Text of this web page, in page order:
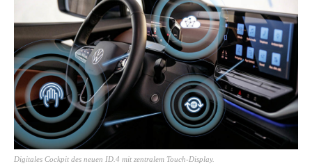
Digitales Cockpit des neuen ID.4 mit zentralem Touch-Display.